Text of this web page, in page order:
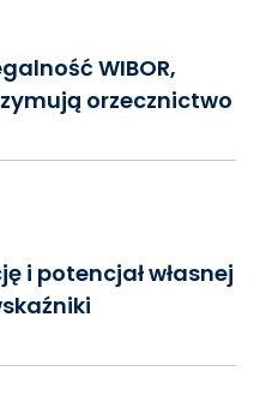
WIBOR,
orzecznictwo
i potencjał własnej